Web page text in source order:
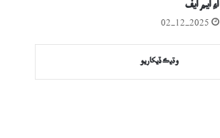
آءِ ايم ايف
02-12-2025
وڌيڪ ڏيکاريو